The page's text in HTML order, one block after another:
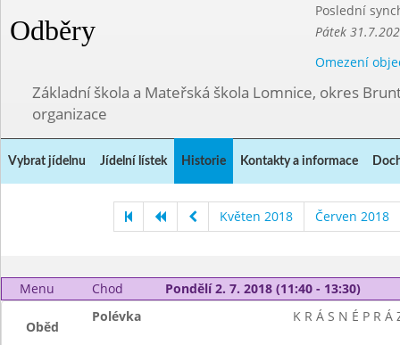
Odběry
Poslední
Pátek
Omezení
Základní škola a Mateřská škola Lomnice, okres
organizace
Vybrat jídelnu Jídelní lístek Historie Kontakty a informace
Květen 2018 Červen 2018
Menu Chod Pondělí 2. 7. 2018 (11:40 - 13:30)
Oběd
Polévka K R Á S N É P R Á